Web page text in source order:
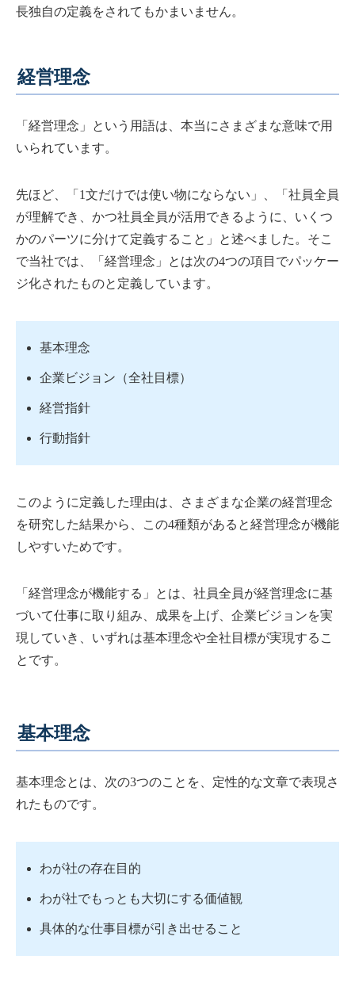
長独自の定義をされてもかまいません。
経営理念
「経営理念」という用語は、本当にさまざまな意味で用
いられています。
先ほど、「1文だけでは使い物にならない」、「社員全員
が理解でき、かつ社員全員が活用できるように、いくつ
かのパーツに分けて定義すること」と述べました。そこ
で当社では、「経営理念」とは次の4つの項目でパッケー
ジ化されたものと定義しています。
基本理念
企業ビジョン（全社目標）
経営指針
行動指針
このように定義した理由は、さまざまな企業の経営理念
を研究した結果から、この4種類があると経営理念が機能
しやすいためです。
「経営理念が機能する」とは、社員全員が経営理念に基
づいて仕事に取り組み、成果を上げ、企業ビジョンを実
現していき、いずれは基本理念や全社目標が実現するこ
とです。
基本理念
基本理念とは、次の3つのことを、定性的な文章で表現さ
れたものです。
わが社の存在目的
わが社でもっとも大切にする価値観
具体的な仕事目標が引き出せること